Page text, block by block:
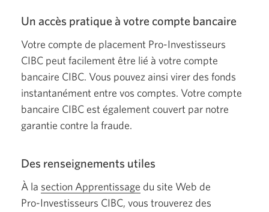
Un accès pratique à votre compte bancaire
Votre compte de placement Pro-Investisseurs
CIBC peut facilement être lié à votre compte
bancaire CIBC. Vous pouvez ainsi virer des fonds
instantanément entre vos comptes. Votre compte
bancaire CIBC est également couvert par notre
garantie contre la fraude.
Des renseignements utiles
À la section Apprentissage du site Web de
Pro-Investisseurs CIBC, vous trouverez des